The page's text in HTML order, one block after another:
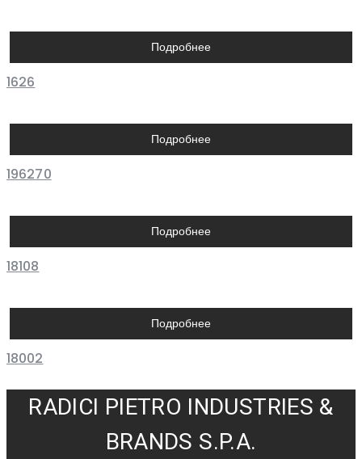
Подробнее
1626
Подробнее
196270
Подробнее
18108
Подробнее
18002
RADICI PIETRO INDUSTRIES &
BRANDS S.P.A.